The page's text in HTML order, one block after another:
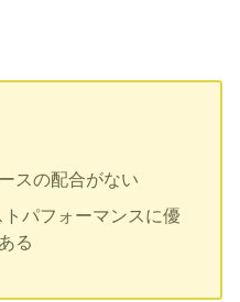
スの配合がない
パフォーマンスに優
る